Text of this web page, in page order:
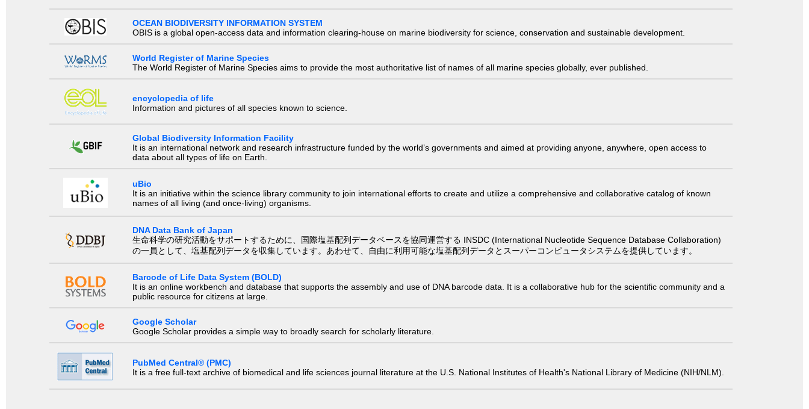
OCEAN BIODIVERSITY INFORMATION SYSTEM
OBIS is a global open-access data and information clearing-house on marine biodiversity for science, conservation and sustainable development.
World Register of Marine Species
The World Register of Marine Species aims to provide the most authoritative list of names of all marine species globally, ever published.
encyclopedia of life
Information and pictures of all species known to science.
Global Biodiversity Information Facility
It is an international network and research infrastructure funded by the world’s governments and aimed at providing anyone, anywhere, open access to
data about all types of life on Earth.
uBio
It is an initiative within the science library community to join international efforts to create and utilize a comprehensive and collaborative catalog of known
names of all living (and once-living) organisms.
DNA Data Bank of Japan
生命科学の研究活動をサポートするために、国際塩基配列データベースを協同運営する INSDC (International Nucleotide Sequence Database Collaboration)
の一員として、塩基配列データを収集しています。あわせて、自由に利用可能な塩基配列データとスーパーコンピュータシステムを提供しています。
Barcode of Life Data System (BOLD)
It is an online workbench and database that supports the assembly and use of DNA barcode data. It is a collaborative hub for the scientific community and a
public resource for citizens at large.
Google Scholar
Google Scholar provides a simple way to broadly search for scholarly literature.
PubMed Central® (PMC)
It is a free full-text archive of biomedical and life sciences journal literature at the U.S. National Institutes of Health's National Library of Medicine (NIH/NLM).